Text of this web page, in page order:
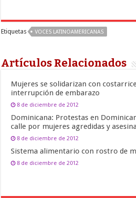
Etiquetas VOCES LATINOAMERICANAS
Artículos Relacionados
Mujeres se solidarizan con
interrupción de embarazo
8 de diciembre de 2012
Dominicana: Protestas en
calle por mujeres agredidas y
8 de diciembre de 2012
Sistema alimentario con rostro de
8 de diciembre de 2012